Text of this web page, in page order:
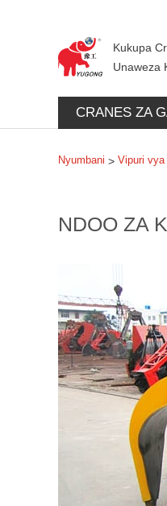
Kukupa
Unaweza
CRANES ZA
Nyumbani > Vipuri vya
NDOO ZA